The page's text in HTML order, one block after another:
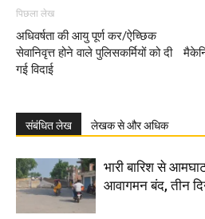
पिछला लेख
अधिवर्षता की आयु पूर्ण कर/ऐच्छिक
सेवानिवृत्त होने वाले पुलिसकर्मियों को दी
गई विदाई
संबंधित लेख लेखक से और अधिक
भारी बारिश से
आवागमन बंद, तीन